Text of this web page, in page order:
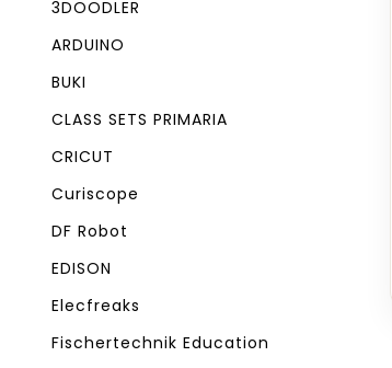
3DOODLER
ARDUINO
BUKI
CLASS SETS PRIMARIA
CRICUT
Curiscope
DF Robot
EDISON
Elecfreaks
Fischertechnik Education